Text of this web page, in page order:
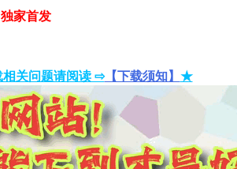
独家首发
关问题请阅读 ⇨【下载须知】 ★